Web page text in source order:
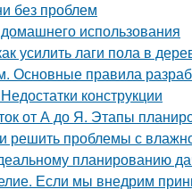
без проблем
использования
усилить лаги пола в
Основные правила
конструкции
от А до Я. Этапы
и решить проблемы с
планированию
Если мы внедрим